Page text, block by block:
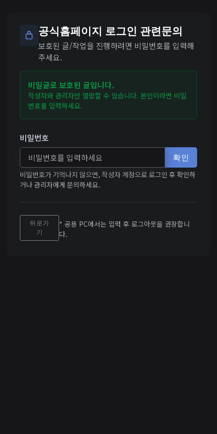
공식홈페이지 로그인 관련문의
보호된 글/작업을 진행하려면 비밀번호를 입력해
주세요.
비밀글로 보호된 글입니다.
작성자와 관리자만 열람할 수 있습니다. 본인이라면 비밀
번호를 입력하세요.
비밀번호
확인
비밀번호가 기억나지 않으면, 작성자 계정으로 로그인 후 확인하
거나 관리자에게 문의하세요.
뒤로가
기
* 공용 PC에서는 입력 후 로그아웃을 권장합니
다.